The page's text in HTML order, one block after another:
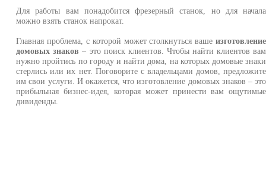
Для работы вам понадобится фрезерный станок, но для начала
можно взять станок напрокат.
Главная проблема, с которой может столкнуться вашеизготовление
домовых знаков – это поиск клиентов. Чтобы найти клиентов вам
нужно пройтись по городу и найти дома, на которых домовые знаки
стерлись или их нет. Поговорите с владельцами домов, предложите
им свои услуги. И окажется, что изготовление домовых знаков – это
прибыльная бизнес-идея, которая может принести вам ощутимые
дивиденды.